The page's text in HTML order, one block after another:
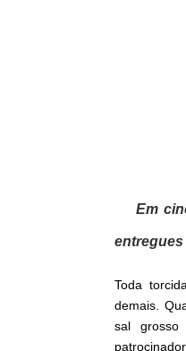
Em
Toda
demais.
sal